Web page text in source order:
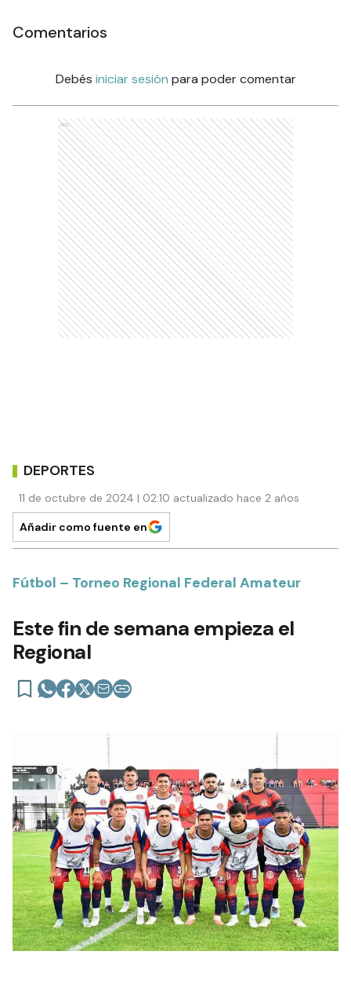
Comentarios
Debés iniciar sesión para poder comentar
Ads
DEPORTES
11 de octubre de 2024 | 02:10 actualizado hace 2 años
Añadir como fuente en
Fútbol – Torneo Regional Federal Amateur
Este fin de semana empieza el
Regional